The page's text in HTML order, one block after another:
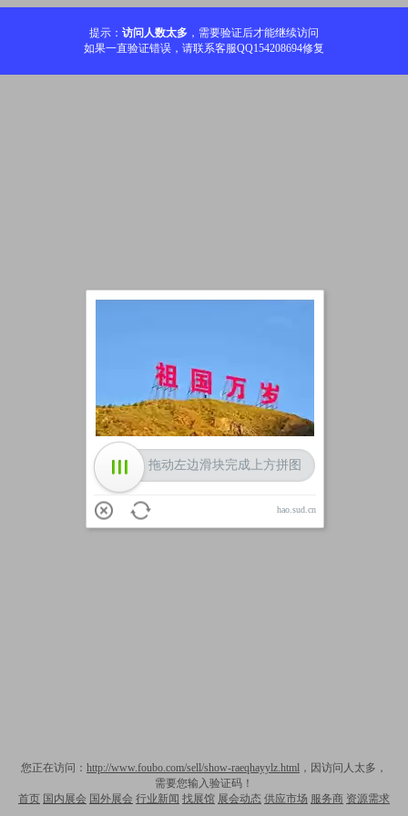
提示： 访问人数太多 ，需要验证后才能继续访问
如果一直验证错误，请联系客服QQ154208694修复
您正在访问： http://www.foubo.com/sell/show-raeqhayylz.html ，因访问人太多，
需要您输入验证码！
首页 国内展会 国外展会 行业新闻 找展馆 展会动态 供应市场 服务商 资源需求
拖动左边滑块完成上方拼图
hao.sud.cn